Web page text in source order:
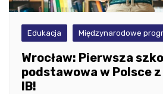
Edukacja Międzynarodowe
Wrocław: Pierwsza
podstawowa w Polsce
IB!